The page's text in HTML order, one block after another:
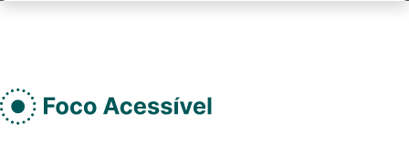
Rodape do site Do lado